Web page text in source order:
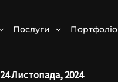
Послуги Портфоліо
24 Листопада, 2024